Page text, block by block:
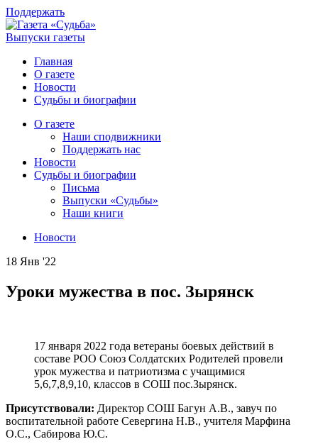
Поддержать
Выпуски газеты
Главная
О газете
Новости
Судьбы и биографии
О газете
Наши сподвижники
Поддержать нас
Новости
Судьбы и биографии
Письма
Выпуски «Судьбы»
Наши книги
Новости
18 Янв '22
Уроки мужества в пос. Зырянск
17 января 2022 года ветераны боевых действий в
составе РОО Союз Солдатских Родителей провели
урок мужества и патриотизма с учащимися
5,6,7,8,9,10, классов в СОШ пос.Зырянск.
Присутствовали: Директор СОШ Багун А.В., завуч по
воспитательной работе Севергина Н.В., учителя Марфина
О.С., Сабирова Ю.С.